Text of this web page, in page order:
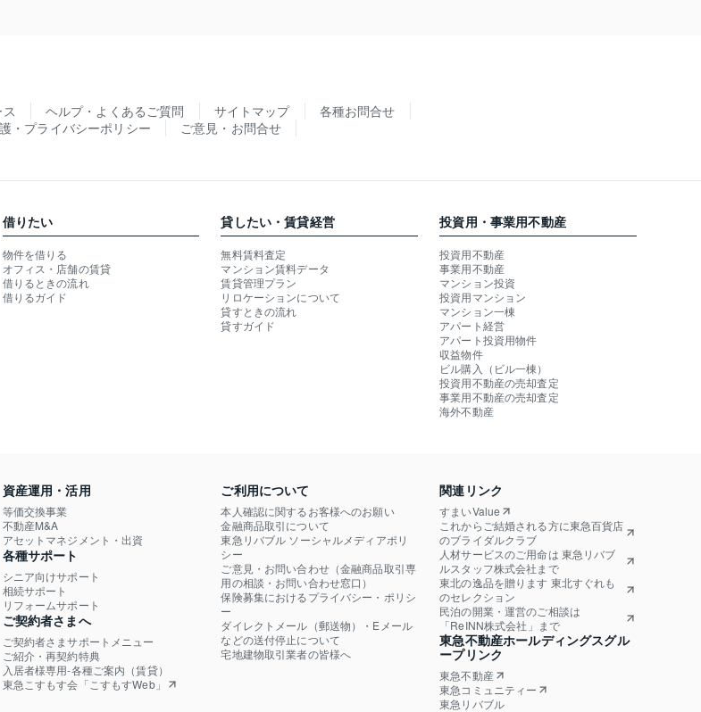
ヘルプ・よくあるご質問 サイトマップ
各種お問合せ
・プライバシーポリシー ご意見・お問合せ
借りたい
物件を借りる
オフィス・店舗の賃貸
借りるときの流れ
借りるガイド
貸したい・賃貸経営
無料賃料査定
マンション賃料データ
賃貸管理プラン
リロケーションについて
貸すときの流れ
貸すガイド
投資用・事業用不動産
投資用不動産
事業用不動産
マンション投資
投資用マンション
マンション一棟
アパート経営
アパート投資用物件
収益物件
ビル購入（ビル一棟）
投資用不動産の売却査定
事業用不動産の売却査定
海外不動産
資産運用・活用
等価交換事業
不動産M&A
アセットマネジメント・出資
各種サポート
シニア向けサポート
相続サポート
リフォームサポート
ご契約者さまへ
ご契約者さまサポートメニュー
ご紹介・再契約特典
入居者様専用-各種ご案内（賃貸）
東急こすもす会「こすもすWeb」
ご利用について
本人確認に関するお客様へのお願い
金融商品取引について
東急リバブル ソーシャルメディアポリ
シー
ご意見・お問い合わせ（金融商品取引専
用の相談・お問い合わせ窓口）
保険募集におけるプライバシー・ポリシ
ー
ダイレクトメール（郵送物）・Eメール
などの送付停止について
宅地建物取引業者の皆様へ
関連リンク
すまいValue
これからご結婚される方に東急百貨店
のブライダルクラブ
人材サービスのご用命は 東急リバブ
ルスタッフ株式会社まで
東北の逸品を贈ります 東北すぐれも
のセレクション
民泊の開業・運営のご相談は
「ReINN株式会社」まで
東急不動産ホールディングスグル
ープリンク
東急不動産
東急コミュニティー
東急リバブル